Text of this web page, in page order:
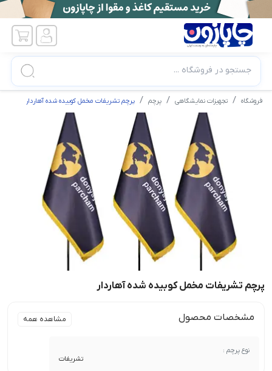
جستجو در فروشگاه ...
فروشگاه تجهیزات نمایشگاهی پرچم پرچم تشریفات مخمل کوبیده شده آهاردار
پرچم تشریفات مخمل کوبیده شده آهاردار
مشخصات محصول مشاهده همه
نوع پرچم :
تشریفات